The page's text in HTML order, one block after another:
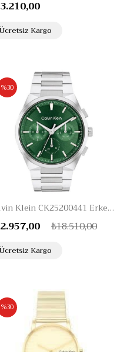
Ücretsiz Kargo
Calvin Klein CK25200441 Erkek Kol Saati
₺18.510,00
%30
Ücretsiz Kargo
%30